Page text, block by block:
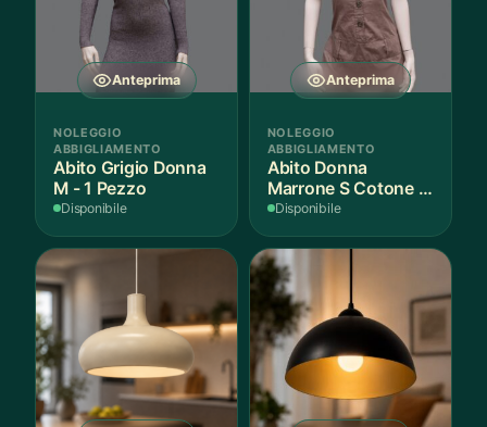
Anteprima
NOLEGGIO
ABBIGLIAMENTO
Abito Grigio Donna
M - 1 Pezzo
Disponibile
Anteprima
NOLEGGIO
ABBIGLIAMENTO
Abito Donna
Marrone S Cotone -
1 Pezzo
Disponibile